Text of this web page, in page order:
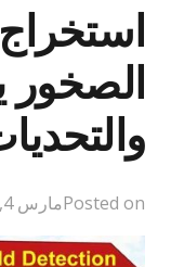
الصخور
Posted onمارس 4, 2025